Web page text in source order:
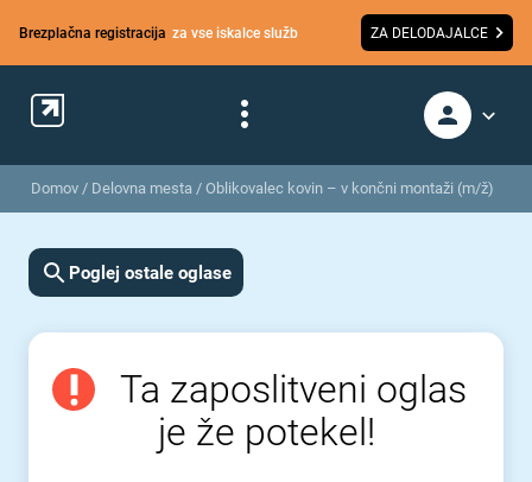
Brezplačna registracija za vse iskalce služb ZA DELODAJALCE
Domov / Delovna mesta / Oblikovalec kovin – v končni montaži (m/ž)
Poglej ostale oglase
Ta zaposlitveni oglas
je že potekel!